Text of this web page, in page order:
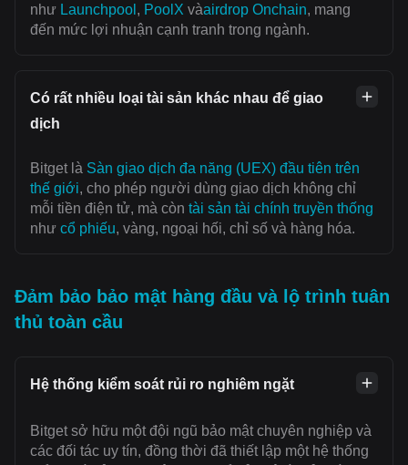
như Launchpool , PoolX vàairdrop Onchain, mang
đến mức lợi nhuận cạnh tranh trong ngành.
Có rất nhiều loại tài sản khác nhau để giao
dịch
Bitget là Sàn giao dịch đa năng (UEX) đầu tiên trên
thế giới, cho phép người dùng giao dịch không chỉ
mỗi tiền điện tử, mà còn tài sản tài chính truyền thống
như cổ phiếu, vàng, ngoại hối, chỉ số và hàng hóa.
Đảm bảo bảo mật hàng đầu và lộ trình tuân
thủ toàn cầu
Hệ thống kiểm soát rủi ro nghiêm ngặt
Bitget sở hữu một đội ngũ bảo mật chuyên nghiệp và
các đối tác uy tín, đồng thời đã thiết lập một hệ thống